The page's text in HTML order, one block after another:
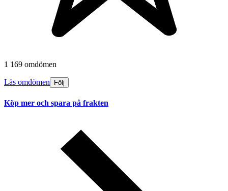
1 169 omdömen
Läs omdömen Följ
Köp mer och spara på frakten